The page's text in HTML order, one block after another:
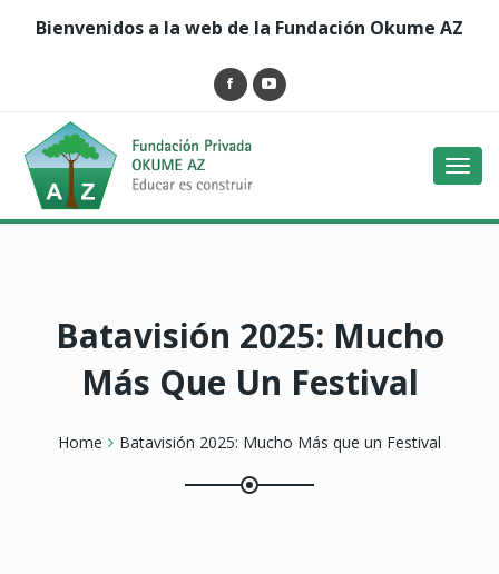
Bienvenidos a la web de la Fundación Okume AZ
Batavisión 2025: Mucho
Más Que Un Festival
Home Batavisión 2025: Mucho Más que un Festival